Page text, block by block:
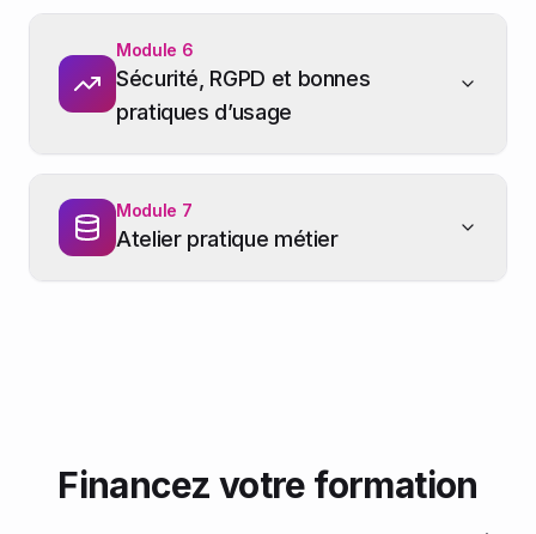
Module 6
Sécurité, RGPD et bonnes
pratiques d’usage
Module 7
Atelier pratique métier
Financez votre formation